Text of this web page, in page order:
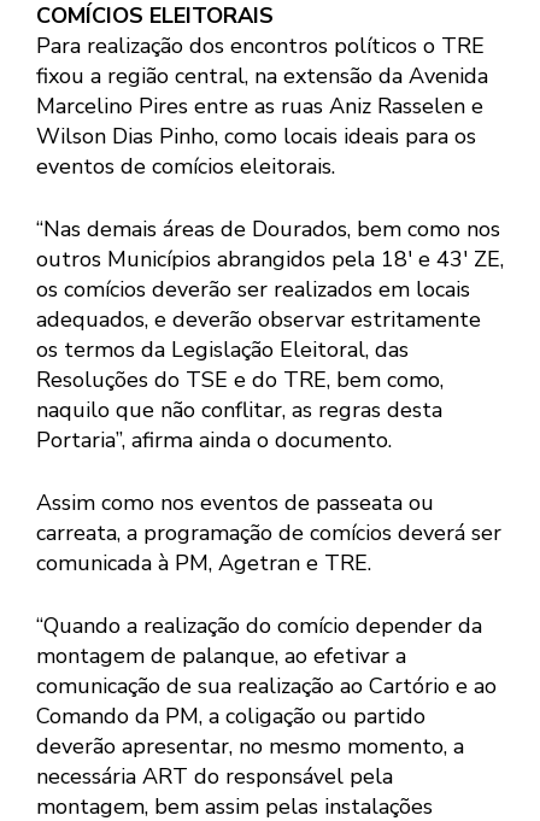
COMÍCIOS ELEITORAIS
Para realização dos encontros políticos o TRE
fixou a região central, na extensão da Avenida
Marcelino Pires entre as ruas Aniz Rasselen e
Wilson Dias Pinho, como locais ideais para os
eventos de comícios eleitorais.
“Nas demais áreas de Dourados, bem como nos
outros Municípios abrangidos pela 18′ e 43′ ZE,
os comícios deverão ser realizados em locais
adequados, e deverão observar estritamente
os termos da Legislação Eleitoral, das
Resoluções do TSE e do TRE, bem como,
naquilo que não conflitar, as regras desta
Portaria”, afirma ainda o documento.
Assim como nos eventos de passeata ou
carreata, a programação de comícios deverá ser
comunicada à PM, Agetran e TRE.
“Quando a realização do comício depender da
montagem de palanque, ao efetivar a
comunicação de sua realização ao Cartório e ao
Comando da PM, a coligação ou partido
deverão apresentar, no mesmo momento, a
necessária ART do responsável pela
montagem, bem assim pelas instalações